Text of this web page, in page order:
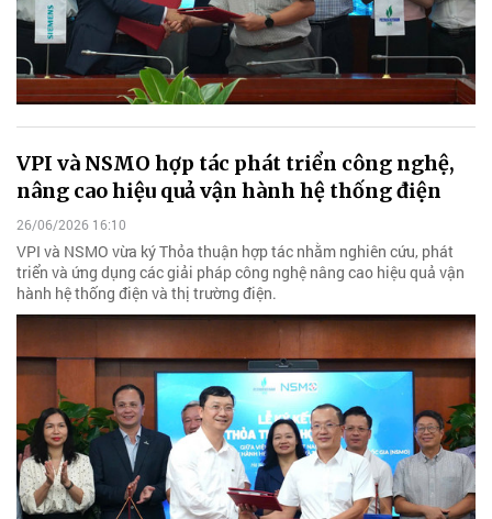
VPI và NSMO hợp tác phát triển công nghệ,
nâng cao hiệu quả vận hành hệ thống điện
26/06/2026 16:10
VPI và NSMO vừa ký Thỏa thuận hợp tác nhằm nghiên cứu, phát
triển và ứng dụng các giải pháp công nghệ nâng cao hiệu quả vận
hành hệ thống điện và thị trường điện.